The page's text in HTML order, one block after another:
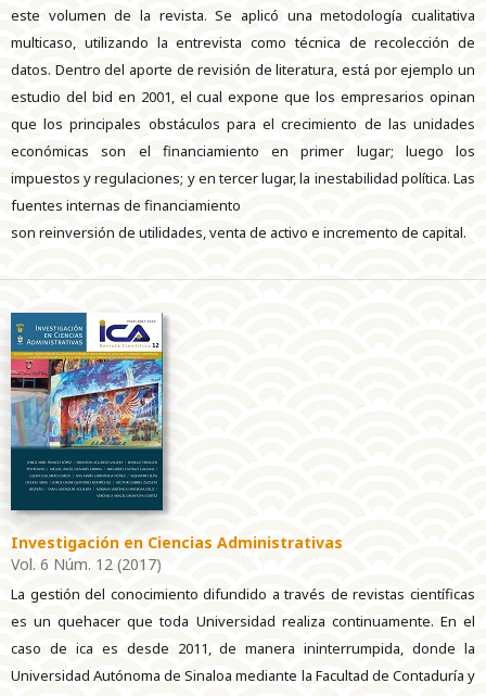
este volumen de la revista. Se aplicó una metodología cualitativa
multicaso, utilizando la entrevista como técnica de recolección de
datos. Dentro del aporte de revisión de literatura, está por ejemplo un
estudio del bid en 2001, el cual expone que los empresarios opinan
que los principales obstáculos para el crecimiento de las unidades
económicas son el financiamiento en primer lugar; luego los
impuestos y regulaciones; y en tercer lugar, la inestabilidad política. Las
fuentes internas de financiamiento
son reinversión de utilidades, venta de activo e incremento de capital.
Investigación en Ciencias Administrativas
Vol. 6 Núm. 12 (2017)
La gestión del conocimiento difundido a través de revistas científicas
es un quehacer que toda Universidad realiza continuamente. En el
caso de ica es desde 2011, de manera ininterrumpida, donde la
Universidad Autónoma de Sinaloa mediante la Facultad de Contaduría y